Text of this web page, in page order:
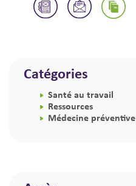
Catégories
Santé au travail
Ressources
Médecine préventive